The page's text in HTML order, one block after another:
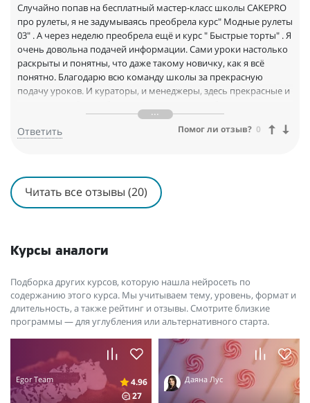
Случайно попав на бесплатный мастер-класс школы CAKEPRO
про рулеты, я не задумываясь преобрела курс" Модные рулеты
03" . А через неделю преобрела ещё и курс " Быстрые торты" . Я
очень довольна подачей информации. Сами уроки настолько
раскрыты и понятны, что даже такому новичку, как я всё
понятно. Благодарю всю команду школы за прекрасную
подачу уроков. И кураторы, и менеджеры, здесь прекрасные и
помогают мгновенно. Однозначно это лучшая школа
кондитеров. Рекомендую всем. Не пожалеете. ❤️‍
Ответить Помог ли отзыв? 0
Читать все отзывы (20)
Курсы аналоги
Подборка других курсов, которую нашла нейросеть по
содержанию этого курса. Мы учитываем тему, уровень, формат и
длительность, а также рейтинг и отзывы. Смотрите близкие
программы — для углубления или альтернативного старта.
Egor Team
4.96
27
Даяна Лус